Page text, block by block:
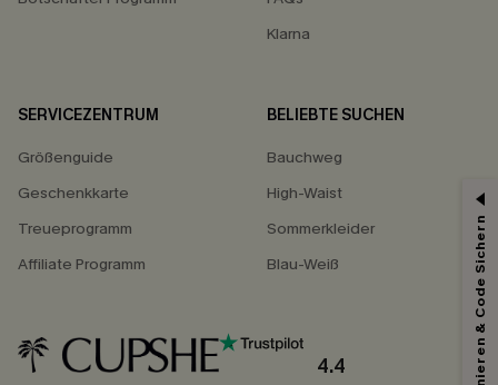
Klarna
SERVICEZENTRUM
Größenguide
Geschenkkarte
Treueprogramm
Affiliate Programm
BELIEBTE SUCHEN
Bauchweg
High-Waist
Sommerkleider
Blau-Weiß
4.4 Abonnieren & Code Sichern